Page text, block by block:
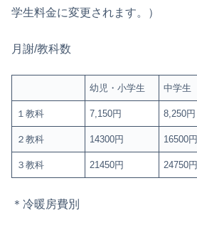
学生料金に変更されます。）
月謝/教科数
幼児・小学生 中学生
１教科 7,150円 8,250円
２教科 14300円 16500円
３教科 21450円 24750円
＊冷暖房費別